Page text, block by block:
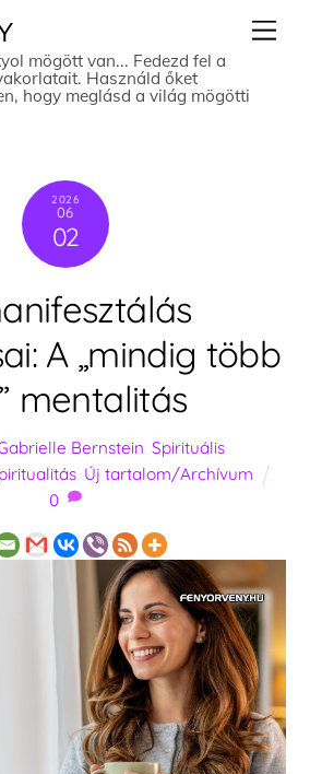
mögött van... Fedezd fel a
Használd őket
hogy meglásd a világ mögötti
2026
06
02
A „mindig több
mentalitás
Bernstein ,Spirituális
, Új tartalom/Archívum
0